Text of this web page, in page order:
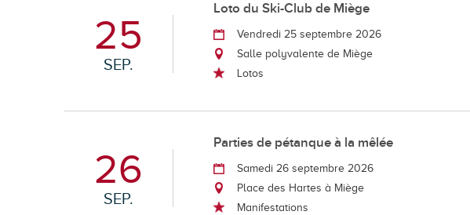
25
SEP.
Loto du Ski-Club de Miège
Vendredi 25 septembre 2026
Salle polyvalente de Miège
Lotos
26
SEP.
Parties de pétanque à la mêlée
Samedi 26 septembre 2026
Place des Hartes à Miège
Manifestations